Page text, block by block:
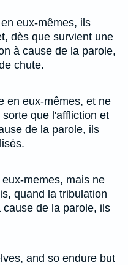
eux-mêmes, ils
dès que survient une
à cause de la parole,
chute.
en eux-mêmes, et ne
que l'affliction et
de la parole, ils
memes, mais ne
quand la tribulation
de la parole, ils
and so endure but